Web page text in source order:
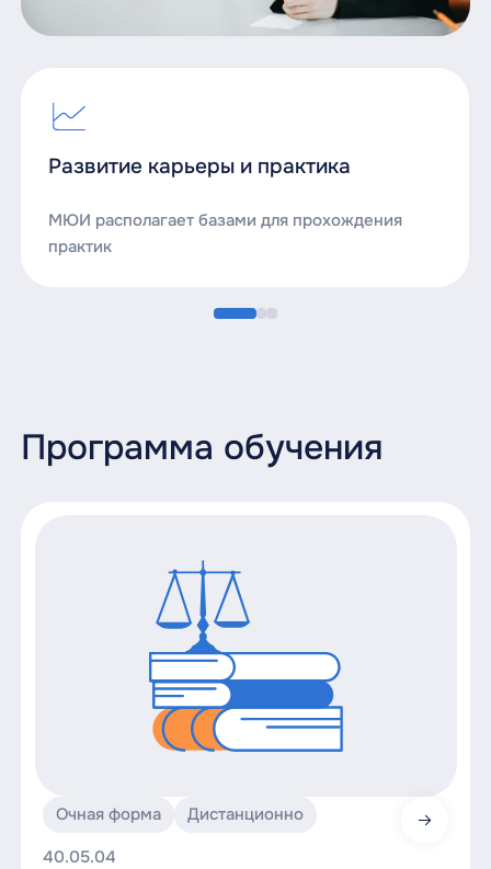
Развитие карьеры и практика
МЮИ располагает базами для прохождения
практик
Программа обучения
Очная форма Дистанционно
40.05.04